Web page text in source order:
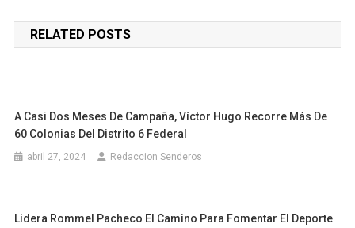
de
entradas
RELATED POSTS
A Casi Dos Meses De Campaña, Víctor Hugo Recorre Más De
60 Colonias Del Distrito 6 Federal
abril 27, 2024 Redaccion Senderos
Lidera Rommel Pacheco El Camino Para Fomentar El Deporte